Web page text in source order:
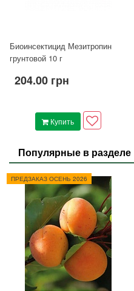
Биоинсектицид Мезитропин
грунтовой 10 г
204.00 грн
Купить
Популярные в разделе
ПРЕДЗАКАЗ ОСЕНЬ 2026